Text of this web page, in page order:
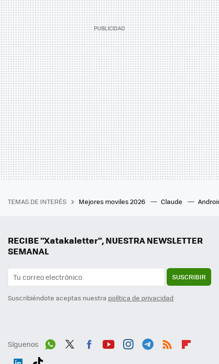
TEMAS DE INTERÉS Mejores moviles 2026 Claude
RECIBE "Xatakaletter", NUESTRA NEWSLETTER
SEMANAL
SUSCRIBIR
Suscribiéndote aceptas nuestra política de privacidad
Síguenos